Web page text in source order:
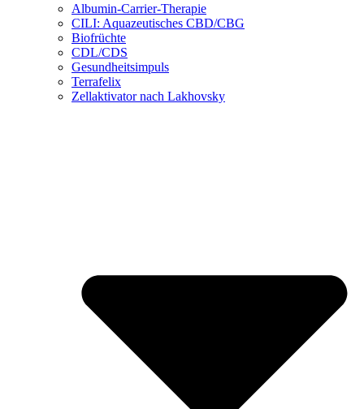
Albumin-Carrier-Therapie
CILI: Aquazeutisches CBD/CBG
Biofrüchte
CDL/CDS
Gesundheitsimpuls
Terrafelix
Zellaktivator nach Lakhovsky